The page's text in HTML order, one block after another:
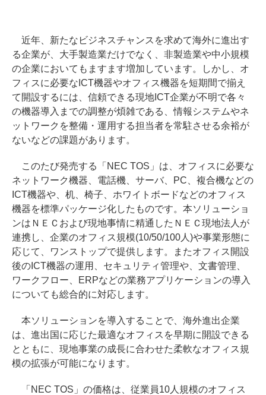
近年、新たなビジネスチャンスを求めて海外に進出す
る企業が、大手製造業だけでなく、非製造業や中小規模
の企業においてもますます増加しています。しかし、オ
フィスに必要なICT機器やオフィス機器を短期間で揃え
て開設するには、信頼できる現地ICT企業が不明で各々
の機器導入までの調整が煩雑である、情報システムやネ
ットワークを整備・運用する担当者を常駐させる余裕が
ないなどの課題があります。
このたび発売する「NEC TOS」は、オフィスに必要な
ネットワーク機器、電話機、サーバ、PC、複合機などの
ICT機器や、机、椅子、ホワイトボードなどのオフィス
機器を標準パッケージ化したものです。本ソリューショ
ンはＮＥＣおよび現地事情に精通したＮＥＣ現地法人が
連携し、企業のオフィス規模(10/50/100人)や事業形態に
応じて、ワンストップで提供します。またオフィス開設
後のICT機器の運用、セキュリティ管理や、文書管理、
ワークフロー、ERPなどの業務アプリケーションの導入
についても総合的に対応します。
本ソリューションを導入することで、海外進出企業
は、進出国に応じた最適なオフィスを早期に開設できる
とともに、現地事業の成長に合わせた柔軟なオフィス規
模の拡張が可能になります。
「NEC TOS」の価格は、従業員10人規模のオフィス